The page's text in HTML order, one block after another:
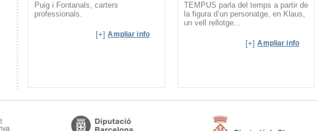
Puig i Fontanals, carters
professionals.
[+]Ampliar info
TEMPUS parla del temps a partir de
la figura d’un personatge, en Klaus,
un vell rellotge...
[+]Ampliar info